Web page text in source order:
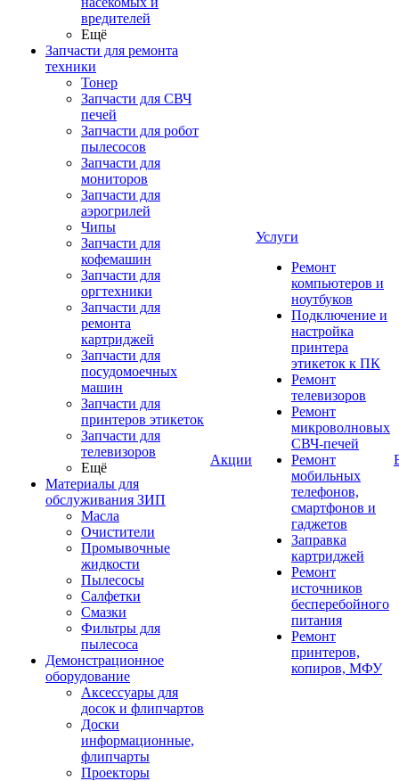
вредителей
Ещё
Запчасти для ремонта
техники
Тонер
Запчасти для СВЧ
печей
Запчасти для робот
пылесосов
Запчасти для
мониторов
Запчасти для
аэрогрилей
Чипы
Запчасти для
кофемашин
Запчасти для
оргтехники
Запчасти для
ремонта
картриджей
Запчасти для
посудомоечных
машин
Запчасти для
принтеров этикеток
Запчасти для
телевизоров
Ещё
Материалы для
обслуживания ЗИП
Масла
Очистители
Промывочные
жидкости
Пылесосы
Салфетки
Смазки
Фильтры для
пылесоса
Демонстрационное
оборудование
Аксессуары для
досок и флипчартов
Доски
информационные,
флипчарты
Проекторы
Акции
Услуги
Ремонт
компьютеров и
ноутбуков
Подключение и
настройка
принтера
этикеток к ПК
Ремонт
телевизоров
Ремонт
микроволновых
СВЧ-печей
Ремонт
мобильных
телефонов,
смартфонов и
гаджетов
Заправка
картриджей
Ремонт
источников
бесперебойного
питания
Ремонт
принтеров,
копиров, МФУ